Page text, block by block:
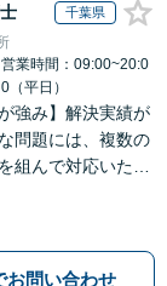
千葉県
営業時間：09:00~20:0
0（平日）
強み】解決実績が
問題には、複数の
組んで対応いたし
さい。
お問い合わせ